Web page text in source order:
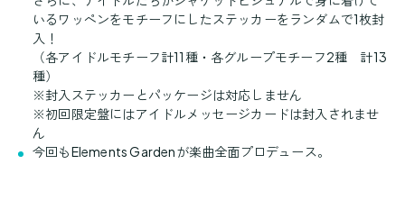
いるワッペンをモチーフにしたステッカーをランダムで1枚封
入！
（各アイドルモチーフ計11種・各グループモチーフ2種 計13
種）
※封入ステッカーとパッケージは対応しません
※初回限定盤にはアイドルメッセージカードは封入されませ
ん
今回もElements Gardenが楽曲全面プロデュース。